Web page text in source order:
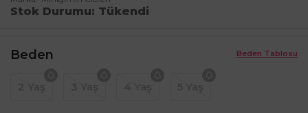
Stok Durumu Tükendi
Beden Tablosu
Beden